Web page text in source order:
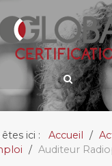
ici : Accueil
Auditeur